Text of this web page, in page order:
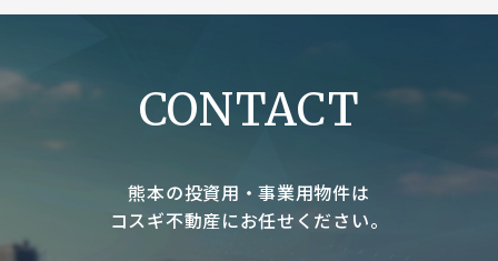
CONTACT
熊本の投資用・事業用物件は
コスギ不動産にお任せください。